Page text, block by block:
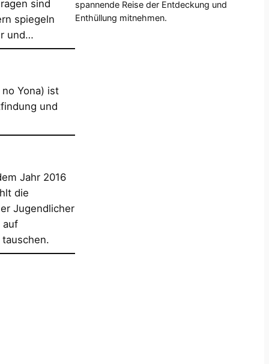
sind
spiegeln
und…
Yona) ist
und
Jahr 2016
die
Jugendlicher
auf
spannende Reise der Entdeckung und
Enthüllung mitnehmen.